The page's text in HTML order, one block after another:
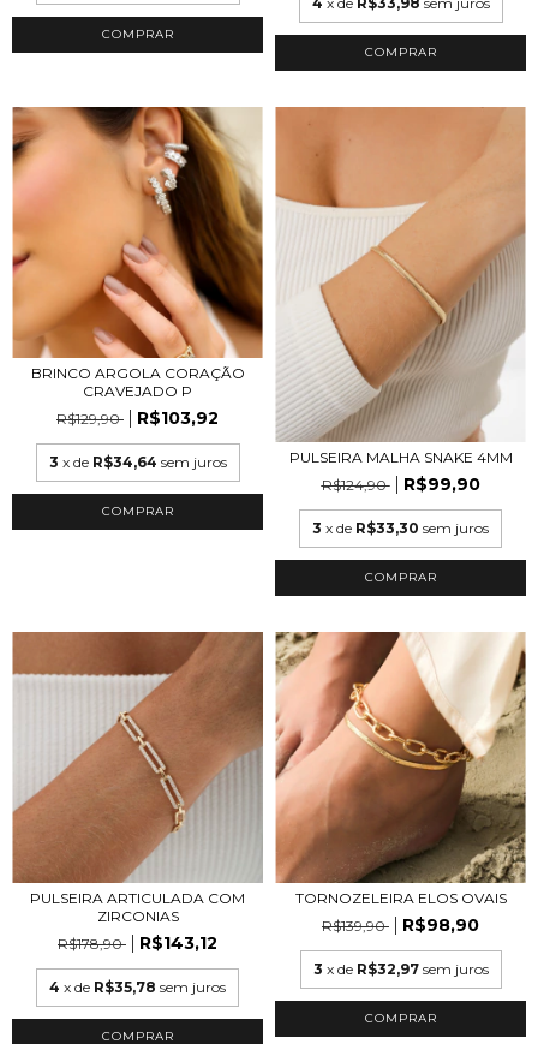
COMPRAR
COMPRAR
BRINCO ARGOLA CORAÇÃO
CRAVEJADO P
R$129,90
R$103,92
3 x de R$34,64 sem juros
COMPRAR
PULSEIRA MALHA SNAKE 4MM
R$124,90
R$99,90
3 x de R$33,30 sem juros
COMPRAR
PULSEIRA ARTICULADA COM
ZIRCONIAS
R$178,90
R$143,12
4 x de R$35,78 sem juros
COMPRAR
TORNOZELEIRA ELOS OVAIS
R$139,90
R$98,90
3 x de R$32,97 sem juros
COMPRAR